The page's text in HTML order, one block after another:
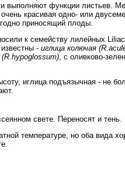
функции листьев.
красивая одно- или
приносящий плоды.
к семейству лилейных
- иглица колючая
, с оливково-
иглица подъязычная - не
свете. Переносят и
температуре, но оба вида